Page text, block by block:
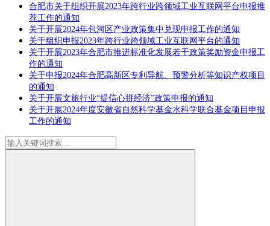
合肥市关于组织开展2023年跨行业跨领域工业互联网平台申报推
荐工作的通知
关于开展2024年包河区产业政策集中兑现申报工作的通知
关于组织申报2023年跨行业跨领域工业互联网平台的通知
关于开展2023年合肥市推进标准化发展若干政策奖励资金申报工
作的通知
关于申报2024年合肥高新区专利导航、预警分析等知识产权项目
的通知
关于开展文旅行业“提信心拼经济”政策申报的通知
关于开展2024年度安徽省自然科学基金水科学联合基金项目申报
工作的通知